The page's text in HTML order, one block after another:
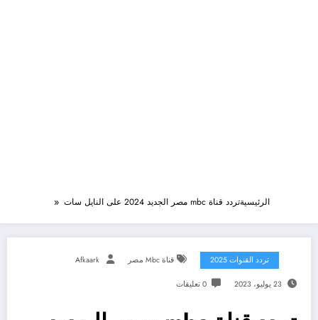
الرئيسيةتردد قناة mbc مصر الجديد 2024 على النايل سات
تردد القنوات 2025 قناة Mbc مصر Afkaark
23 يوليو، 2023 0 تعليقات